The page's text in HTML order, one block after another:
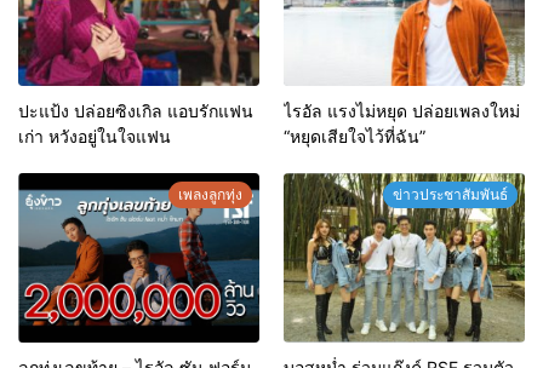
ปะแป้ง ปล่อยซิงเกิล แอบรักแฟน
เก่า หวังอยู่ในใจแฟน
ไรอัล แรงไม่หยุด ปล่อยเพลงใหม่
“หยุดเสียใจไว้ที่ฉัน”
เพลงลูกทุ่ง ข่าวประชาสัมพันธ์